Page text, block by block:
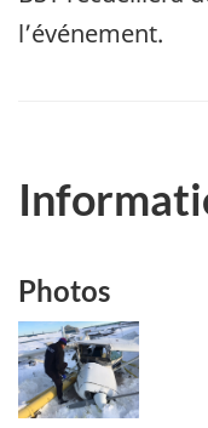
l’événement.
Photos
Image